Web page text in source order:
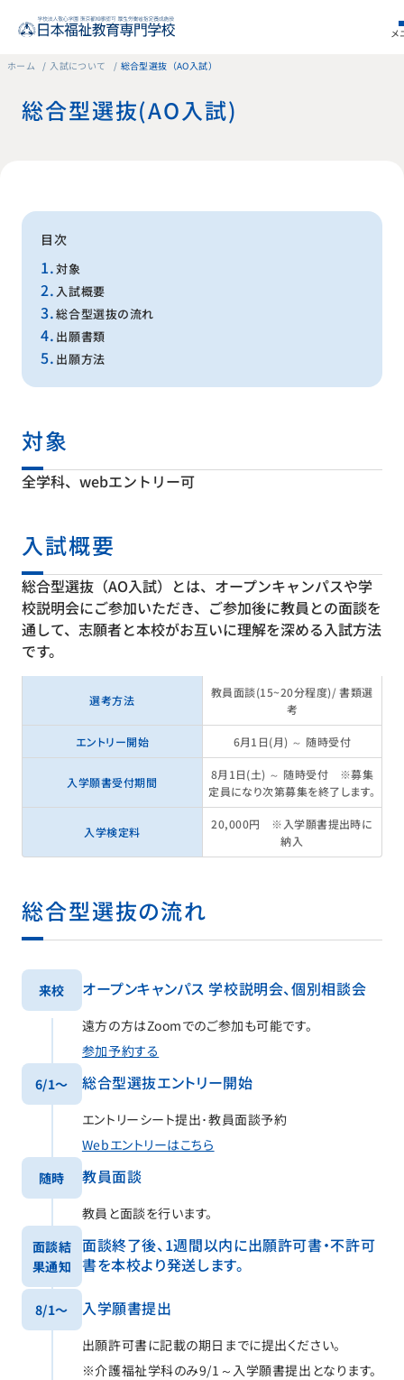
メ
ホーム 入試について 総合型選抜（AO入試）
総合型選抜（AO入試）
目次
対象
入試概要
総合型選抜の流れ
出願書類
出願方法
対象
全学科、webエントリー可
入試概要
総合型選抜（AO入試）とは、オープンキャンパスや学
校説明会にご参加いただき、ご参加後に教員との面談を
通して、志願者と本校がお互いに理解を深める入試方法
です。
選考方法
教員面談（15〜20分程度）／ 書類選
考
エントリー開始 6月1日（月） ～ 随時受付
入学願書受付期間
8月1日（土） ～ 随時受付 ※募集
定員になり次第募集を終了します。
入学検定料
20,000円 ※入学願書提出時に
納入
総合型選抜の流れ
来校 オープンキャンパス 学校説明会、個別相談会
遠方の方はZoomでのご参加も可能です。
参加予約する
6/1〜
総合型選抜エントリー開始
エントリーシート提出･教員面談予約
Webエントリーはこちら
随時
教員面談
教員と面談を行います。
面談結
果通知
面談終了後、1週間以内に出願許可書・不許可
書を本校より発送します。
8/1〜 入学願書提出
出願許可書に記載の期日までに提出ください。
※介護福祉学科のみ9/1～入学願書提出となります。